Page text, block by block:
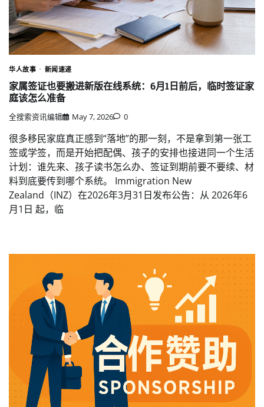
华人故事 新闻速递
家属签证也要搬进新版在线系统：6月1日前后，临时签证家
庭该怎么准备
全搜索资讯编辑 May 7, 2026 0
很多移民家庭真正感到“落地”的那一刻，不是拿到第一张工
签或学签，而是开始把配偶、孩子的安排也接进同一个生活
计划：谁先来、孩子读书怎么办、签证到期前要不要续、材
料到底要传到哪个系统。 Immigration New
Zealand（INZ）在2026年3月31日发布公告：从 2026年6
月1日 起，临